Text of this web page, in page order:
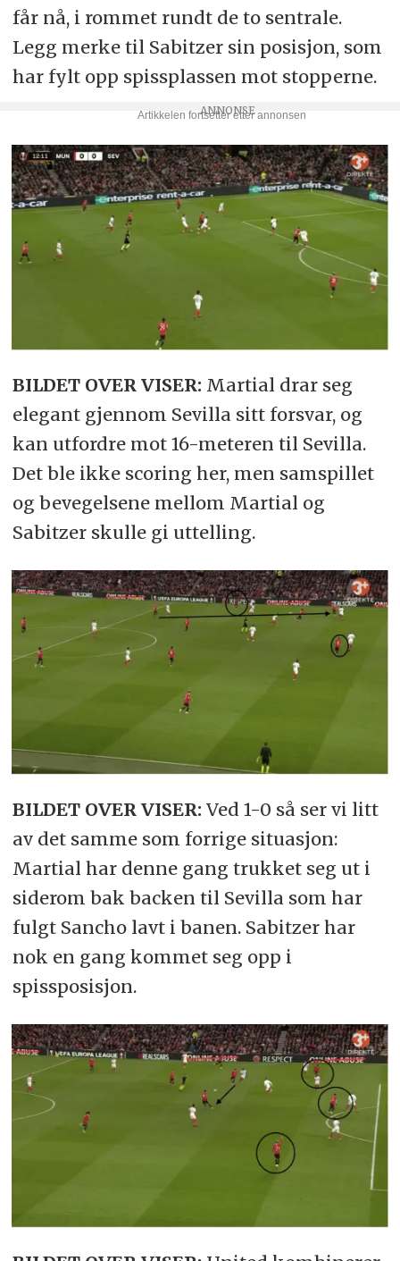
får nå, i rommet rundt de to sentrale.
Legg merke til Sabitzer sin posisjon, som
har fylt opp spissplassen mot stopperne.
BILDET OVER VISER: Martial drar seg
elegant gjennom Sevilla sitt forsvar, og
kan utfordre mot 16-meteren til Sevilla.
Det ble ikke scoring her, men samspillet
og bevegelsene mellom Martial og
Sabitzer skulle gi uttelling.
BILDET OVER VISER: Ved 1-0 så ser vi litt
av det samme som forrige situasjon:
Martial har denne gang trukket seg ut i
siderom bak backen til Sevilla som har
fulgt Sancho lavt i banen. Sabitzer har
nok en gang kommet seg opp i
spissposisjon.